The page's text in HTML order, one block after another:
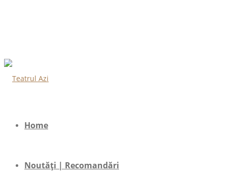
Home
Noutăți | Recomandări